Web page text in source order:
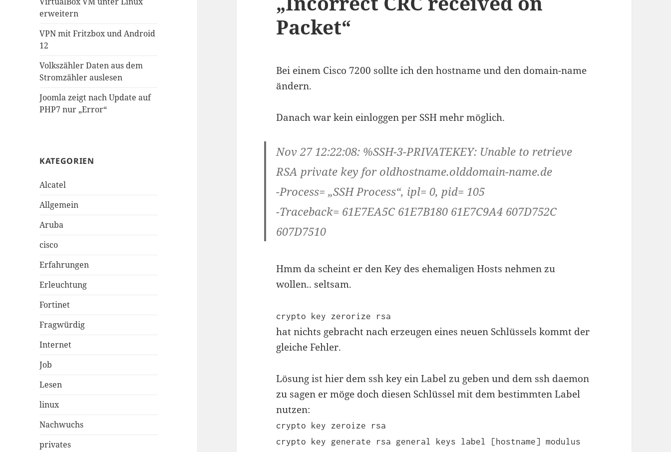
erweitern
VPN mit Fritzbox und Android
12
Volkszähler Daten aus dem
Stromzähler auslesen
Joomla zeigt nach Update auf
PHP7 nur „Error“
KATEGORIEN
Alcatel
Allgemein
Aruba
cisco
Erfahrungen
Erleuchtung
Fortinet
Fragwürdig
Internet
Job
Lesen
linux
Nachwuchs
privates
Packet“
Bei einem Cisco 7200 sollte ich den hostname und den domain-name
ändern.
Danach war kein einloggen per SSH mehr möglich.
Nov 27 12:22:08: %SSH-3-PRIVATEKEY: Unable to retrieve
RSA private key for oldhostname.olddomain-name.de
-Process= „SSH Process“, ipl= 0, pid= 105
-Traceback= 61E7EA5C 61E7B180 61E7C9A4 607D752C
607D7510
Hmm da scheint er den Key des ehemaligen Hosts nehmen zu
wollen.. seltsam.
crypto key zerorize rsa
hat nichts gebracht nach erzeugen eines neuen Schlüssels kommt der
gleiche Fehler.
Lösung ist hier dem ssh key ein Label zu geben und dem ssh daemon
zu sagen er möge doch diesen Schlüssel mit dem bestimmten Label
nutzen:
crypto key zeroize rsa
crypto key generate rsa general keys label [hostname] modulus